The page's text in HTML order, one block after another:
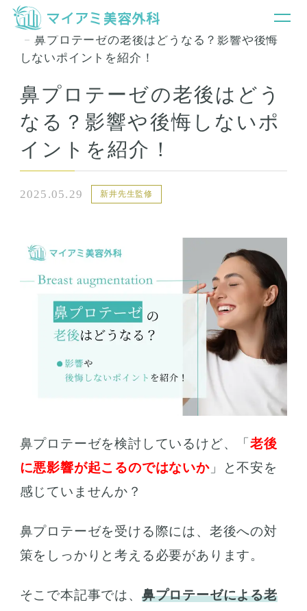
銀座マイアミ美容外科TOP
お知らせ＆コラム
鼻プロテーゼの老後はどうなる？影響や後悔
しないポイントを紹介！
鼻プロテーゼの老後はどう
なる？影響や後悔しないポ
イントを紹介！
2025.05.29 新井先生監修
鼻プロテーゼを検討しているけど、「老後
に悪影響が起こるのではないか」と不安を
感じていませんか？
鼻プロテーゼを受ける際には、老後への対
策をしっかりと考える必要があります。
そこで本記事では、 鼻プロテーゼによる老